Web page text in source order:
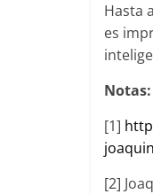
Hasta
es
Notas:
[1]
[2]